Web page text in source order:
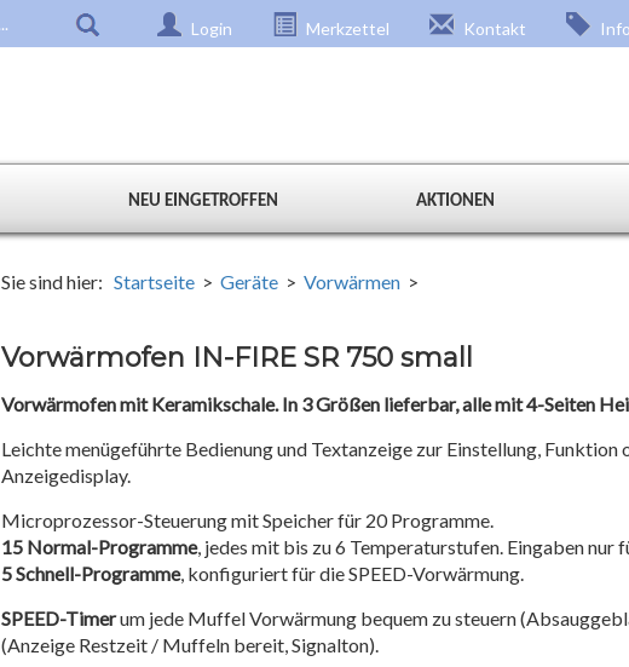
Login Merkzettel Kontakt
NEU EINGETROFFEN AKTIONEN
Sie sind hier:Startseite >Geräte >Vorwärmen >
Vorwärmofen IN-FIRE SR 750 small
Vorwärmofen mit Keramikschale. In 3 Größen lieferbar, alle mit 4-Seiten
Leichte menügeführte Bedienung und Textanzeige zur Einstellung,
Anzeigedisplay.
Microprozessor-Steuerung mit Speicher für 20 Programme.
15 Normal-Programme, jedes mit bis zu 6 Temperaturstufen. Eingaben nur
5 Schnell-Programme, konfiguriert für die SPEED-Vorwärmung.
SPEED-Timerum jede Muffel Vorwärmung bequem zu steuern
(Anzeige Restzeit / Muffeln bereit, Signalton).